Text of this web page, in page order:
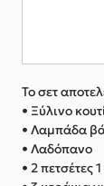
Το σετ
• Ξύλινο
• Λαμπάδα
• Λαδόπανο
• 2 πετσέτες